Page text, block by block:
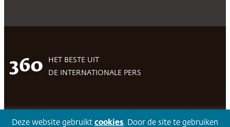
360
HET BESTE UIT
DE INTERNATIONALE PERS
Volg 360Facebook LinkedIn Twitter
Deze website gebruikt cookies. Door de site te gebruiken